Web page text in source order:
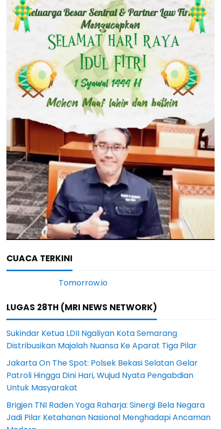
CUACA TERKINI
LUGAS 28TH (MRI NEWS NETWORK)
Sukindar Ketua LDII Ngaliyan Kota Semarang
Distribusikan Majalah Nuansa Ke Aparat Tiga Pilar
Jakarta On The Spot: Polsek Bekasi Selatan Gelar
Patroli Hingga Dini Hari, Wujud Nyata Pengabdian
Untuk Masyarakat
Brigjen TNI Raden Yoga Raharja: Sinergi Bela Negara
Jadi Pilar Ketahanan Nasional Menghadapi Ancaman